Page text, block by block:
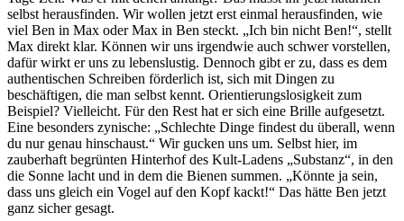
selbst herausfinden. Wir wollen jetzt erst einmal herausfinden, wie
viel Ben in Max oder Max in Ben steckt. „Ich bin nicht Ben!“, stellt
Max direkt klar. Können wir uns irgendwie auch schwer vorstellen,
dafür wirkt er uns zu lebenslustig. Dennoch gibt er zu, dass es dem
authentischen Schreiben förderlich ist, sich mit Dingen zu
beschäftigen, die man selbst kennt. Orientierungslosigkeit zum
Beispiel? Vielleicht. Für den Rest hat er sich eine Brille aufgesetzt.
Eine besonders zynische: „Schlechte Dinge findest du überall, wenn
du nur genau hinschaust.“ Wir gucken uns um. Selbst hier, im
zauberhaft begrünten Hinterhof des Kult-Ladens „Substanz“, in den
die Sonne lacht und in dem die Bienen summen. „Könnte ja sein,
dass uns gleich ein Vogel auf den Kopf kackt!“ Das hätte Ben jetzt
ganz sicher gesagt.